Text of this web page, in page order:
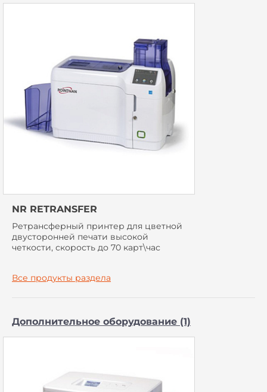
NR RETRANSFER
Ретрансферный принтер для цветной
двусторонней печати высокой
четкости, скорость до 70 карт\час
Все продукты раздела
Дополнительное оборудование (1)